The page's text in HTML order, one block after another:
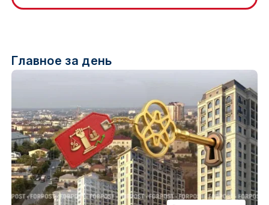
Главное за день